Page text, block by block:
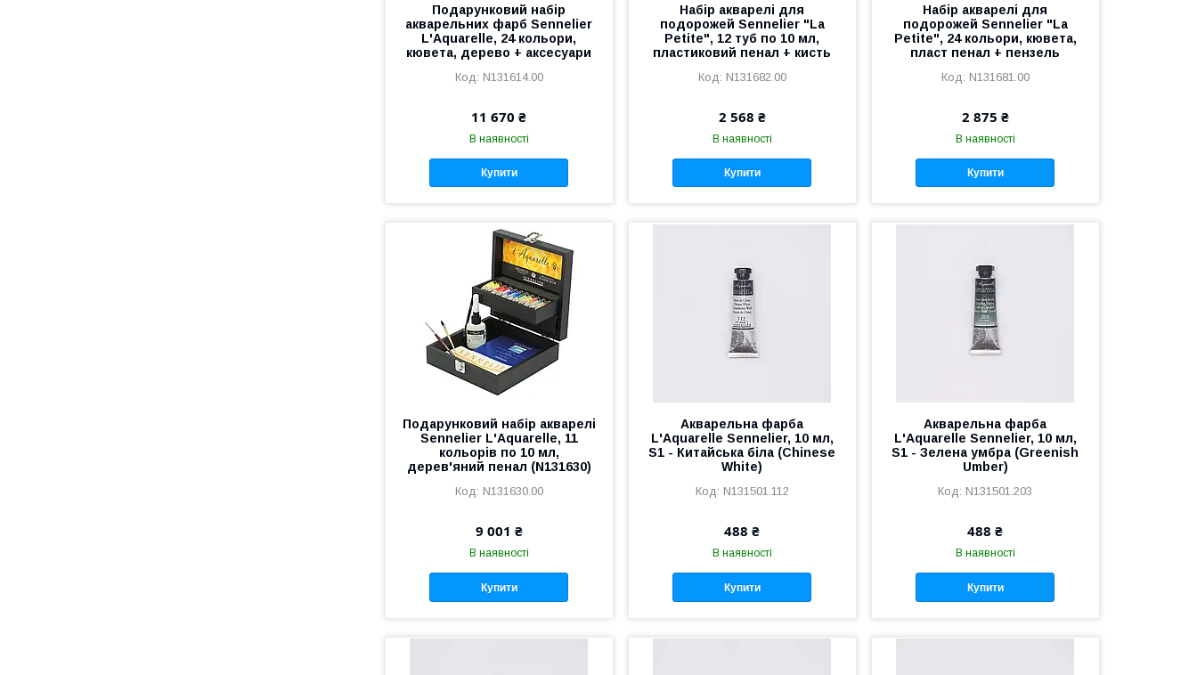
Подарунковий набір
акварельних фарб Sennelier
L'Aquarelle, 24 кольори,
кювета, дерево + аксесуари
N131614.00
11 670 ₴
В наявності
Купити
Набір акварелі для
подорожей Sennelier "La
Petite", 12 туб по 10 мл,
пластиковий пенал + кисть
N131682.00
2 568 ₴
В наявності
Купити
Набір акварелі для
подорожей Sennelier "La
Petite", 24 кольори, кювета,
пласт пенал + пензель
N131681.00
2 875 ₴
В наявності
Купити
Подарунковий набір акварелі
Sennelier L'Aquarelle, 11
кольорів по 10 мл,
дерев'яний пенал (N131630)
N131630.00
9 001 ₴
В наявності
Купити
​Акварельна фарба
L'Aquarelle Sennelier, 10 мл,
S1 - Китайська біла (Chinese
White)
N131501.112
488 ₴
В наявності
Купити
Акварельна фарба
L'Aquarelle Sennelier, 10 мл,
S1 - Зелена умбра (Greenish
Umber)
N131501.203
488 ₴
В наявності
Купити